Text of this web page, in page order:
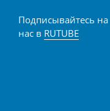
Подписывайтесь на
нас в RUTUBE